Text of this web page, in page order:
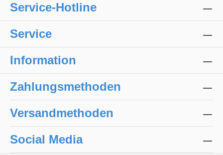
Service-Hotline
Service
Information
Zahlungsmethoden
Versandmethoden
Social Media